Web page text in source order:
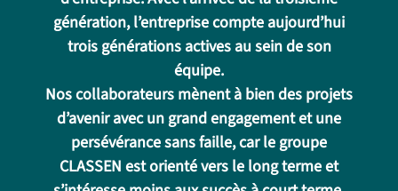
génération, l’entreprise compte aujourd’hui
trois générations actives au sein de son
équipe.
Nos collaborateurs mènent à bien des projets
d’avenir avec un grand engagement et une
persévérance sans faille, car le groupe
CLASSEN est orienté vers le long terme et